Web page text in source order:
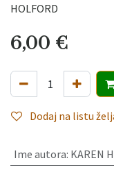
HOLFORD
6,00 €
Dodaj na listu
Ime autora: KAREN